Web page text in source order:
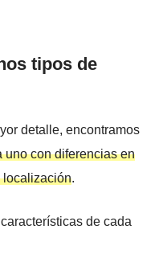
tipos de
detalle, encontramos
uno con diferencias en
localización.
de cada